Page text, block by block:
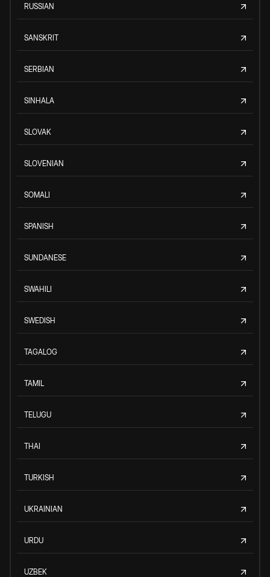
RUSSIAN
SANSKRIT
SERBIAN
SINHALA
SLOVAK
SLOVENIAN
SOMALI
SPANISH
SUNDANESE
SWAHILI
SWEDISH
TAGALOG
TAMIL
TELUGU
THAI
TURKISH
UKRAINIAN
URDU
UZBEK